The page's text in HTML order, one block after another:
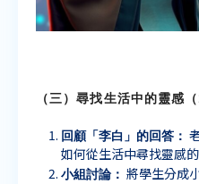
（三）尋找生活中的靈感（
回顧「李白」的回答：
如何從生活中尋找靈感的
小組討論： 將學生分成